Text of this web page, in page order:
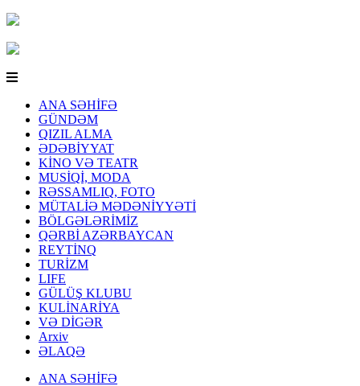
ANA SƏHİFƏ
GÜNDƏM
QIZIL ALMA
ƏDƏBİYYAT
KİNO VƏ TEATR
MUSİQİ, MODA
RƏSSAMLIQ, FOTO
MÜTALİƏ MƏDƏNİYYƏTİ
BÖLGƏLƏRİMİZ
QƏRBİ AZƏRBAYCAN
REYTİNQ
TURİZM
LIFE
GÜLÜŞ KLUBU
KULİNARİYA
VƏ DİGƏR
Arxiv
ƏLAQƏ
ANA SƏHİFƏ